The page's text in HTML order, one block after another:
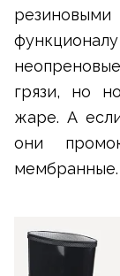
грязи, но
жаре. А
они
мембранные.